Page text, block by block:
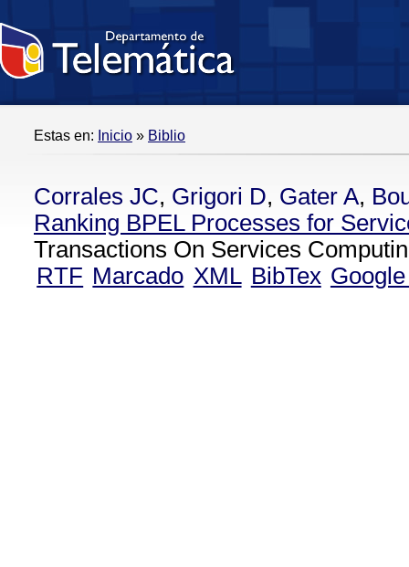
Estas en: Inicio » Biblio
Corrales JC, Grigori D, Gater A,
Ranking BPEL Processes for
Transactions On Services
RTF Marcado XML BibTex